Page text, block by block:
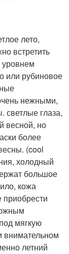
лето,
встретить
уровнем
или рубиновое
нежными,
светлые глаза,
весной, но
более
(cool
холодный
большое
кожа
приобрести
мягкую
внимательном
летний